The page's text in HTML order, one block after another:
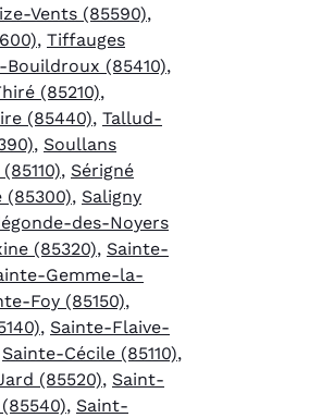
Vents (85590),
, Tiffauges
Bouildroux (85410),
(85210),
(85440), Tallud-
, Soullans
, Sérigné
(85300), Saligny
des-Noyers
(85320), Sainte-
Gemme-la-
Foy (85150),
, Sainte-Flaive-
Sainte-Cécile (85110),
(85520), Saint-
, Saint-